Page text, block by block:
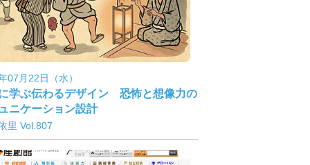
07月22日（水）
学ぶ伝わるデザイン 恐怖と想像力の
ニケーション設計
里 Vol.807